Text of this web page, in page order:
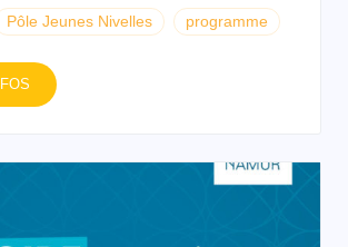
Pôle Jeunes Nivelles programme